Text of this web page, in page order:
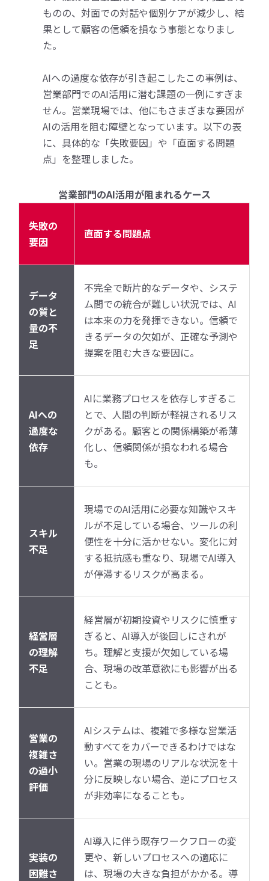
ものの、対面での対話や個別ケアが減少し、結
果として顧客の信頼を損なう事態となりまし
た。
AIへの過度な依存が引き起こしたこの事例は、
営業部門でのAI活用に潜む課題の一例にすぎま
せん。営業現場では、他にもさまざまな要因が
AIの活用を阻む障壁となっています。以下の表
に、具体的な「失敗要因」や「直面する問題
点」を整理しました。
営業部門のAI活用が阻まれるケース
失敗の
要因
直面する問題点
データ
の質と
量の不
足
不完全で断片的なデータや、システ
ム間での統合が難しい状況では、AI
は本来の力を発揮できない。信頼で
きるデータの欠如が、正確な予測や
提案を阻む大きな要因に。
AIへの
過度な
依存
AIに業務プロセスを依存しすぎるこ
とで、人間の判断が軽視されるリス
クがある。顧客との関係構築が希薄
化し、信頼関係が損なわれる場合
も。
スキル
不足
現場でのAI活用に必要な知識やスキ
ルが不足している場合、ツールの利
便性を十分に活かせない。変化に対
する抵抗感も重なり、現場でAI導入
が停滞するリスクが高まる。
経営層
の理解
不足
経営層が初期投資やリスクに慎重す
ぎると、AI導入が後回しにされが
ち。理解と支援が欠如している場
合、現場の改革意欲にも影響が出る
ことも。
営業の
複雑さ
の過小
評価
AIシステムは、複雑で多様な営業活
動すべてをカバーできるわけではな
い。営業の現場のリアルな状況を十
分に反映しない場合、逆にプロセス
が非効率になることも。
実装の
困難さ
AI導入に伴う既存ワークフローの変
更や、新しいプロセスへの適応に
は、現場の大きな負担がかかる。導